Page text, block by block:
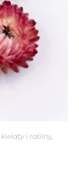
kwiaty i rośliny,